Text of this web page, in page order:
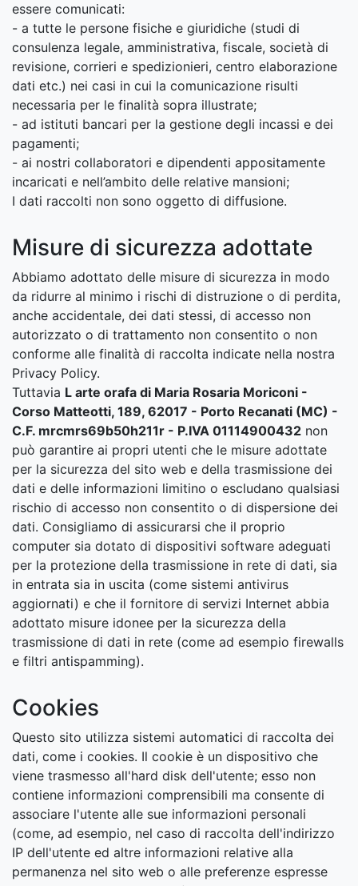
essere comunicati:
- a tutte le persone fisiche e giuridiche (studi di
consulenza legale, amministrativa, fiscale, società di
revisione, corrieri e spedizionieri, centro elaborazione
dati etc.) nei casi in cui la comunicazione risulti
necessaria per le finalità sopra illustrate;
- ad istituti bancari per la gestione degli incassi e dei
pagamenti;
- ai nostri collaboratori e dipendenti appositamente
incaricati e nell’ambito delle relative mansioni;
I dati raccolti non sono oggetto di diffusione.
Misure di sicurezza adottate
Abbiamo adottato delle misure di sicurezza in modo
da ridurre al minimo i rischi di distruzione o di perdita,
anche accidentale, dei dati stessi, di accesso non
autorizzato o di trattamento non consentito o non
conforme alle finalità di raccolta indicate nella nostra
Privacy Policy.
Tuttavia L arte orafa di Maria Rosaria Moriconi -
Corso Matteotti, 189, 62017 - Porto Recanati (MC) -
C.F. mrcmrs69b50h211r - P.IVA 01114900432 non
può garantire ai propri utenti che le misure adottate
per la sicurezza del sito web e della trasmissione dei
dati e delle informazioni limitino o escludano qualsiasi
rischio di accesso non consentito o di dispersione dei
dati. Consigliamo di assicurarsi che il proprio
computer sia dotato di dispositivi software adeguati
per la protezione della trasmissione in rete di dati, sia
in entrata sia in uscita (come sistemi antivirus
aggiornati) e che il fornitore di servizi Internet abbia
adottato misure idonee per la sicurezza della
trasmissione di dati in rete (come ad esempio firewalls
e filtri antispamming).
Cookies
Questo sito utilizza sistemi automatici di raccolta dei
dati, come i cookies. Il cookie è un dispositivo che
viene trasmesso all'hard disk dell'utente; esso non
contiene informazioni comprensibili ma consente di
associare l'utente alle sue informazioni personali
(come, ad esempio, nel caso di raccolta dell'indirizzo
IP dell'utente ed altre informazioni relative alla
permanenza nel sito web o alle preferenze espresse